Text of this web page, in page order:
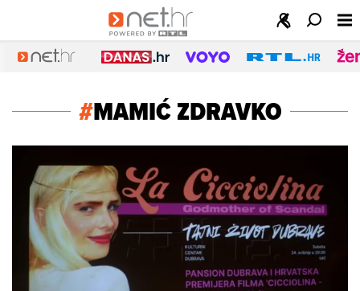
#MAMIĆ ZDRAVKO